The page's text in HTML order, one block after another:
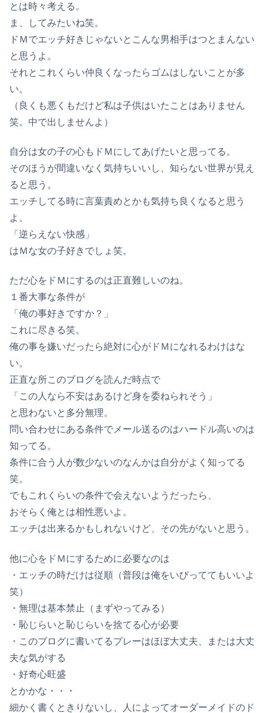
とは時々考える。
ま、してみたいね笑。
ドＭでエッチ好きじゃないとこんな男相手はつとまんない
と思うよ。
それとこれくらい仲良くなったらゴムはしないことが多
い。
（良くも悪くもだけど私は子供はいたことはありません
笑。中で出しませんよ）
自分は女の子の心もドＭにしてあげたいと思ってる。
そのほうが間違いなく気持ちいいし、知らない世界が見え
ると思う。
エッチしてる時に言葉責めとかも気持ち良くなると思う
よ。
「逆らえない快感」
はＭな女の子好きでしょ笑。
ただ心をドＭにするのは正直難しいのね。
１番大事な条件が
「俺の事好きですか？」
これに尽きる笑。
俺の事を嫌いだったら絶対に心がドＭになれるわけはな
い。
正直な所このブログを読んだ時点で
「この人なら不安はあるけど身を委ねられそう」
と思わないと多分無理。
問い合わせにある条件でメール送るのはハードル高いのは
知ってる。
条件に合う人が数少ないのなんかは自分がよく知ってる
笑。
でもこれくらいの条件で会えないようだったら、
おそらく俺とは相性悪いよ。
エッチは出来るかもしれないけど、その先がないと思う。
他に心をドＭにするために必要なのは
・エッチの時だけは従順（普段は俺をいびっててもいいよ
笑）
・無理は基本禁止（まずやってみる）
・恥じらいと恥じらいを捨てる心が必要
・このブログに書いてるプレーはほぼ大丈夫、または大丈
夫な気がする
・好奇心旺盛
とかかな・・・
細かく書くときりないし、人によってオーダーメイドのド